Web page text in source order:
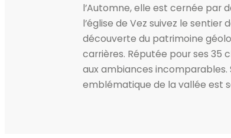
l’Automne, elle est cernée par
l’église de Vez suivez le sentier
découverte du patrimoine
carrières. Réputée pour ses 35
aux ambiances incomparables.
emblématique de la vallée est